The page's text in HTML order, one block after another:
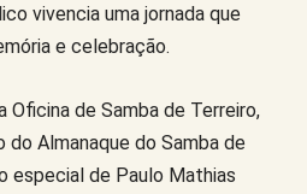
vivencia uma jornada que
e celebração.
Oficina de Samba de Terreiro,
Almanaque do Samba de
especial de Paulo Mathias